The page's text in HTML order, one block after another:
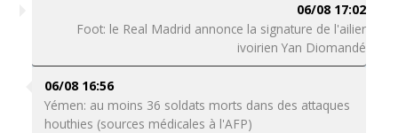
06/08 17:02
Foot: le Real Madrid annonce la signature de l'ailier
ivoirien Yan Diomandé
06/08 16:56
Yémen: au moins 36 soldats morts dans des attaques
houthies (sources médicales à l'AFP)